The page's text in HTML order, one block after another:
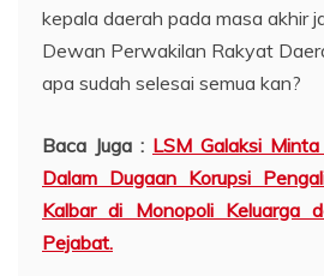
kepala daerah pada masa akhir
Dewan Perwakilan Rakyat
apa sudah selesai semua kan?
Baca Juga : LSM Galaksi
Dalam Dugaan Korupsi
Kalbar di Monopoli Keluarga
Pejabat.